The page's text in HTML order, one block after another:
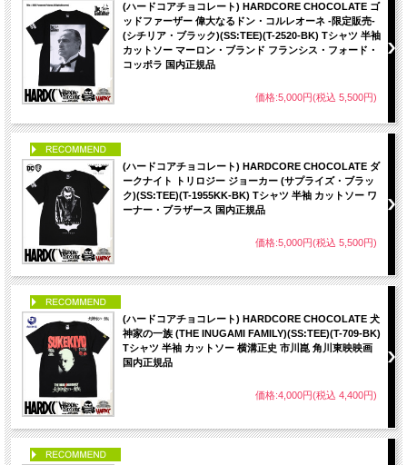
(ハードコアチョコレート) HARDCORE CHOCOLATE ゴ
ッドファーザー 偉大なるドン・コルレオーネ -限定販売-
(シチリア・ブラック)(SS:TEE)(T-2520-BK) Tシャツ 半袖
カットソー マーロン・ブランド フランシス・フォード・
コッポラ 国内正規品
価格:5,000円(税込 5,500円)
(ハードコアチョコレート) HARDCORE CHOCOLATE ダ
ークナイト トリロジー ジョーカー (サプライズ・ブラッ
ク)(SS:TEE)(T-1955KK-BK) Tシャツ 半袖 カットソー ワ
ーナー・ブラザース 国内正規品
価格:5,000円(税込 5,500円)
(ハードコアチョコレート) HARDCORE CHOCOLATE 犬
神家の一族 (THE INUGAMI FAMILY)(SS:TEE)(T-709-BK)
Tシャツ 半袖 カットソー 横溝正史 市川崑 角川東映映画
国内正規品
価格:4,000円(税込 4,400円)